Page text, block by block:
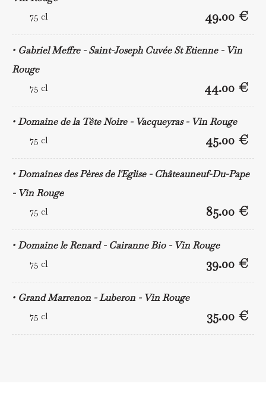
75 cl 49.00 €
Gabriel Meffre - Saint-Joseph Cuvée St Etienne - Vin
Rouge
75 cl 44.00 €
Domaine de la Tête Noire - Vacqueyras - Vin Rouge
75 cl 45.00 €
Domaines des Pères de l'Eglise - Châteauneuf-Du-Pape
- Vin Rouge
75 cl 85.00 €
Domaine le Renard - Cairanne Bio - Vin Rouge
75 cl 39.00 €
Grand Marrenon - Luberon - Vin Rouge
75 cl 35.00 €